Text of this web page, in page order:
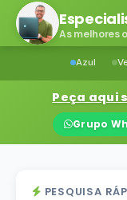
As melhores
Azul
Peça aqui
Grupo
PESQUISA